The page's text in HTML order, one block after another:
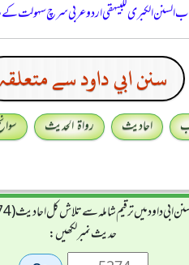
السنن الكبرى للبيهقي اردو عربی سرچ سہولت
سنن ابي داود سے متعلقہ
احادیث رواۃ الحدیث
ابي داود میں ترقیم شاملہ سے تلاش کل احادیث (5274)
حدیث نمبر لکھیں: